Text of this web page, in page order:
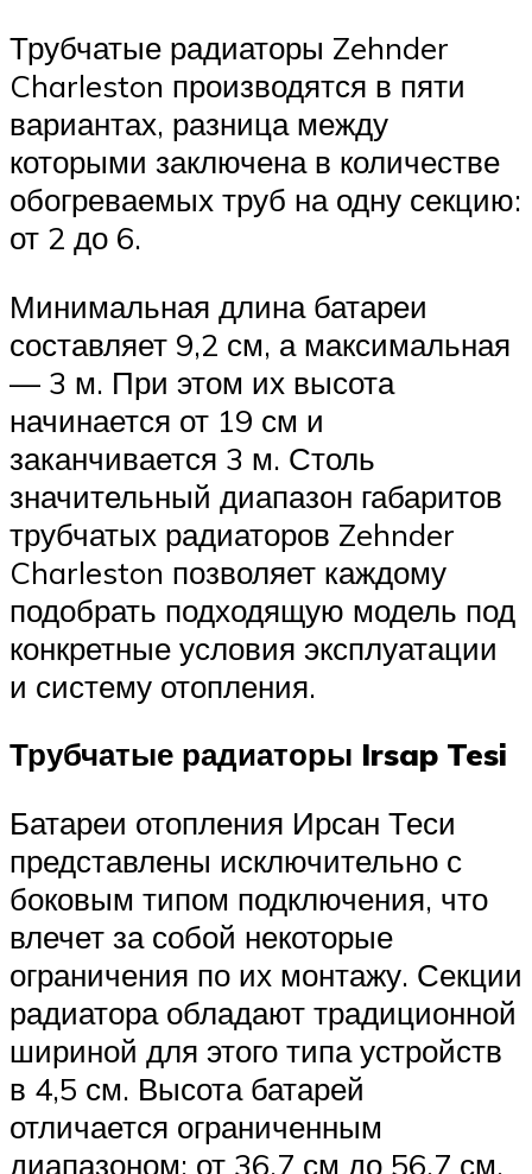
Трубчатые радиаторы Zehnder
Charleston производятся в пяти
вариантах, разница между
которыми заключена в количестве
обогреваемых труб на одну секцию:
от 2 до 6.
Минимальная длина батареи
составляет 9,2 см, а максимальная
— 3 м. При этом их высота
начинается от 19 см и
заканчивается 3 м. Столь
значительный диапазон габаритов
трубчатых радиаторов Zehnder
Charleston позволяет каждому
подобрать подходящую модель под
конкретные условия эксплуатации
и систему отопления.
Трубчатые радиаторы Irsap Tesi
Батареи отопления Ирсан Теси
представлены исключительно с
боковым типом подключения, что
влечет за собой некоторые
ограничения по их монтажу. Секции
радиатора обладают традиционной
шириной для этого типа устройств
в 4,5 см. Высота батарей
отличается ограниченным
диапазоном: от 36,7 см до 56,7 см.